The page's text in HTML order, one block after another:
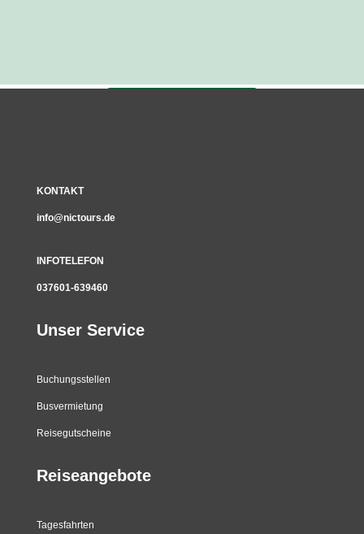
KONTAKT
info@nictours.de
INFOTELEFON
037601-639460
Unser Service
Buchungsstellen
Busvermietung
Reisegutscheine
Reiseangebote
Tagesfahrten